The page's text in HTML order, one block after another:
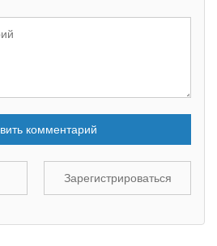
комментарий
Зарегистрироваться